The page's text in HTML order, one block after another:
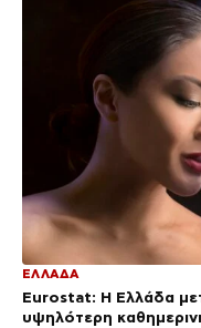
ΕΛΛΑΔΑ
Eurostat: Η Ελλάδα
υψηλότερη